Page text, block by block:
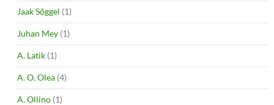
Jaak Sõggel (1)
Juhan Mey (1)
A. Latik (1)
A. O. Olea (4)
A. Ollino (1)